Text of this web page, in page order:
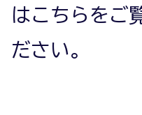
はこちらをご
ださい。